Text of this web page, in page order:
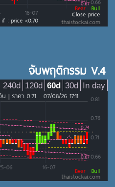
จับพฤติกรรม V.4
In day
30d
60d
120d
240d